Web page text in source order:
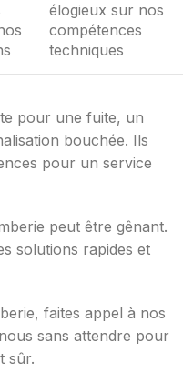
élogieux sur nos
compétences
techniques
pour une fuite, un
bouchée. Ils
pour un service
peut être gênant.
solutions rapides et
faites appel à nos
sans attendre pour
sûr.